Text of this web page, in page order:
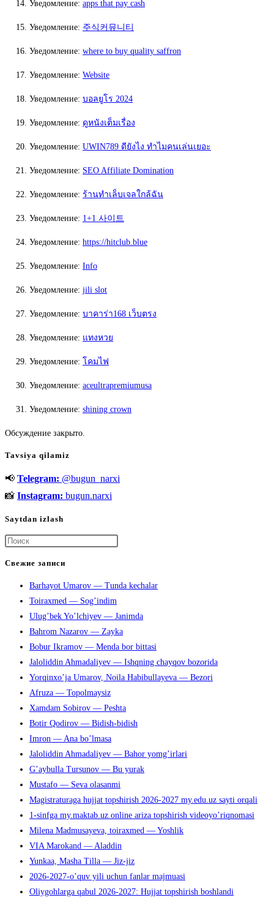
Уведомление: apps that pay cash
Уведомление: 주식커뮤니티
Уведомление: where to buy quality saffron
Уведомление: Website
Уведомление: บอลยูโร 2024
Уведомление: ดูหนังเต็มเรื่อง
Уведомление: UWIN789 ดียังไง ทำไมคนเล่นเยอะ
Уведомление: SEO Affiliate Domination
Уведомление: ร้านทำเล็บเจลใกล้ฉัน
Уведомление: 1+1 사이트
Уведомление: https://hitclub.blue
Уведомление: Info
Уведомление: jili slot
Уведомление: บาคาร่า168 เว็บตรง
Уведомление: แทงหวย
Уведомление: โคมไฟ
Уведомление: aceultrapremiumusa
Уведомление: shining crown
Обсуждение закрыто.
Tavsiya qilamiz
📢 Telegram: @bugun_narxi
📸 Instagram: bugun.narxi
Saytdan izlash
чтобы
панель
поиска.
Свежие записи
Barhayot Umarov — Tunda kechalar
Toiraxmed — Sog’indim
Ulug’bek Yo’lchiyev — Janimda
Bahrom Nazarov — Zayka
Bobur Ikramov — Menda bor bittasi
Jaloliddin Ahmadaliyev — Ishqning chayqov bozorida
Yorqinxo’ja Umarov, Noila Habibullayeva — Bezori
Afruza — Topolmaysiz
Xamdam Sobirov — Peshta
Botir Qodirov — Bidish-bidish
Imron — Ana bo’lmasa
Jaloliddin Ahmadaliyev — Bahor yomg’irlari
G’aybulla Tursunov — Bu yurak
Mustafo — Seva olasanmi
Magistraturaga hujjat topshirish 2026-2027 my.edu.uz sayti orqali
1-sinfga my.maktab.uz online ariza topshirish videoyo’riqnomasi
Milena Madmusayeva, toiraxmed — Yoshlik
VIA Marokand — Aladdin
Yunkaa, Masha Tilla — Jiz-jiz
2026-2027-o’quv yili uchun fanlar majmuasi
Oliygohlarga qabul 2026-2027: Hujjat topshirish boshlandi